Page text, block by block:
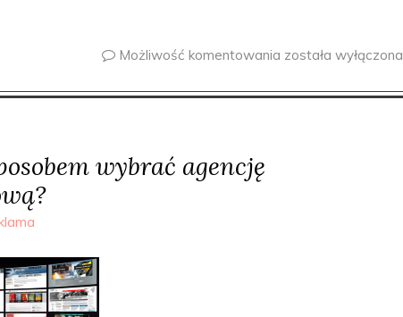
Możliwość komentowania została wyłączona
wybrać agencję